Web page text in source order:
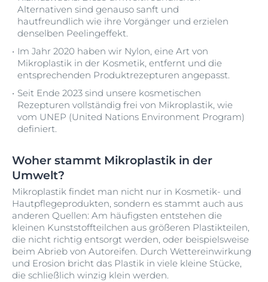
Alternativen sind genauso sanft und
hautfreundlich wie ihre Vorgänger und erzielen
denselben Peelingeffekt.
Im Jahr 2020 haben wir Nylon, eine Art von
Mikroplastik in der Kosmetik, entfernt und die
entsprechenden Produktrezepturen angepasst.
Seit Ende 2023 sind unsere kosmetischen
Rezepturen vollständig frei von Mikroplastik, wie
vom UNEP (United Nations Environment Program)
definiert.
Woher stammt Mikroplastik in der
Umwelt?
Mikroplastik findet man nicht nur in Kosmetik- und
Hautpflegeprodukten, sondern es stammt auch aus
anderen Quellen: Am häufigsten entstehen die
kleinen Kunststoffteilchen aus größeren Plastikteilen,
die nicht richtig entsorgt werden, oder beispielsweise
beim Abrieb von Autoreifen. Durch Wettereinwirkung
und Erosion bricht das Plastik in viele kleine Stücke,
die schließlich winzig klein werden.